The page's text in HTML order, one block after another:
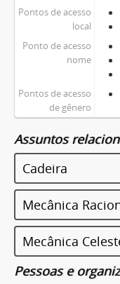
Pontos de acesso
local
Ponto de acesso
nome
Pontos de acesso
de gênero
Assuntos
Cadeira
Mecânica
Mecânica
Pessoas e